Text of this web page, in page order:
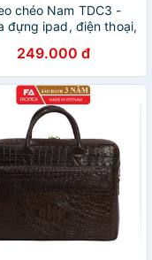
chéo Nam TDC3 -
đựng ipad, điện thoại,
249.000 đ